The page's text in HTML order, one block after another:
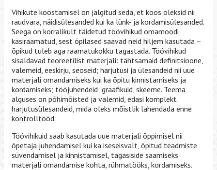
Vihikute koostamisel on jälgitud seda, et koos oleksid nii
raudvara, näidisülesanded kui ka lünk- ja kordamisülesanded.
Seega on korralikult täidetud töövihikud omamoodi
käsiraamatud, sest õpilased saavad neid hiljem kasutada –
õpikud tuleb aga raamatukokku tagastada. Töövihikud
sisaldavad teoreetilist materjali: tähtsamaid definitsioone,
valemeid, eeskirju, seoseid; harjutusi ja ülesandeid nii uue
materjali omandamiseks kui ka õpitu kinnistamiseks ja
kordamiseks; tööjuhendeid; graafikuid, skeeme. Teema
alguses on põhimõisted ja valemid, edasi komplekt
harjutusülesandeid, mida oleks mõistlik lahendada enne
kontrolltööd.
Töövihikuid saab kasutada uue materjali õppimisel nii
õpetaja juhendamisel kui ka iseseisvalt, õpitud teadmiste
süvendamisel ja kinnistamisel, tagasiside saamiseks
materjali omandamise kohta, rühmatööks, kordamiseks.